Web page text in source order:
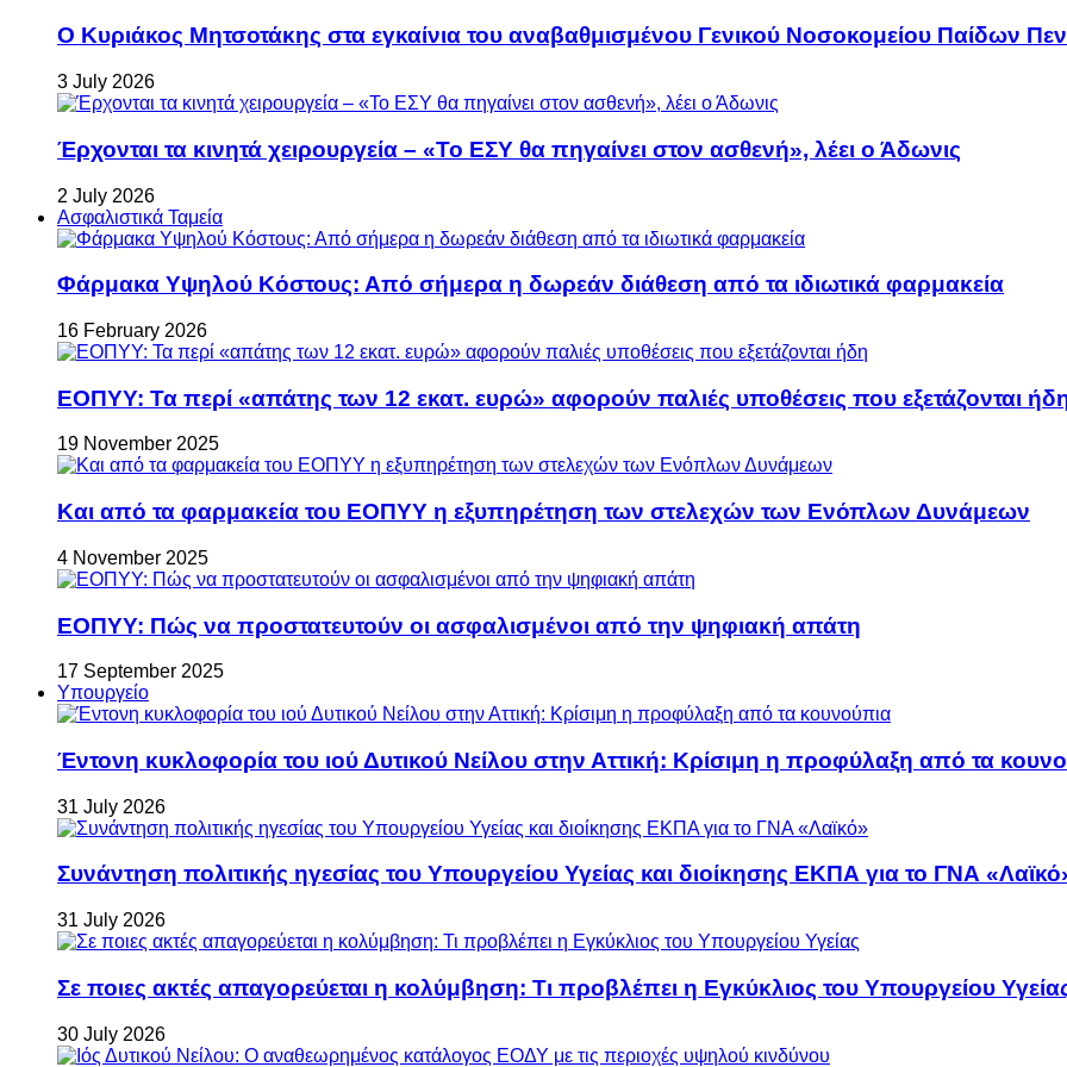
Ο Κυριάκος Μητσοτάκης στα εγκαίνια του αναβαθμισμένου Γενικού Νοσοκομείου Παίδων
3 July 2026
Έρχονται τα κινητά χειρουργεία – «Το ΕΣΥ θα πηγαίνει στον ασθενή», λέει ο Άδωνις
2 July 2026
Ασφαλιστικά Ταμεία
Φάρμακα Υψηλού Κόστους: Από σήμερα η δωρεάν διάθεση από τα ιδιωτικά φαρμακεία
16 February 2026
ΕΟΠΥΥ: Τα περί «απάτης των 12 εκατ. ευρώ» αφορούν παλιές υποθέσεις που εξετάζονται
19 November 2025
Και από τα φαρμακεία του ΕΟΠΥΥ η εξυπηρέτηση των στελεχών των Ενόπλων Δυνάμεων
4 November 2025
ΕΟΠΥΥ: Πώς να προστατευτούν οι ασφαλισμένοι από την ψηφιακή απάτη
17 September 2025
Υπουργείο
Έντονη κυκλοφορία του ιού Δυτικού Νείλου στην Αττική: Κρίσιμη η προφύλαξη από τα
31 July 2026
Συνάντηση πολιτικής ηγεσίας του Υπουργείου Υγείας και διοίκησης ΕΚΠΑ για το ΓΝΑ
31 July 2026
Σε ποιες ακτές απαγορεύεται η κολύμβηση: Τι προβλέπει η Εγκύκλιος του Υπουργείου
30 July 2026